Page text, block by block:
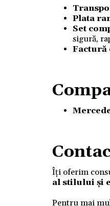
Plata
Set
sigură,
Factură
Îți oferim
al stilului și
Pentru mai